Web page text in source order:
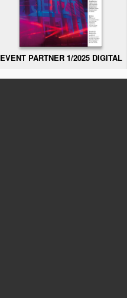
EVENT PARTNER 1/2025 DIGITAL